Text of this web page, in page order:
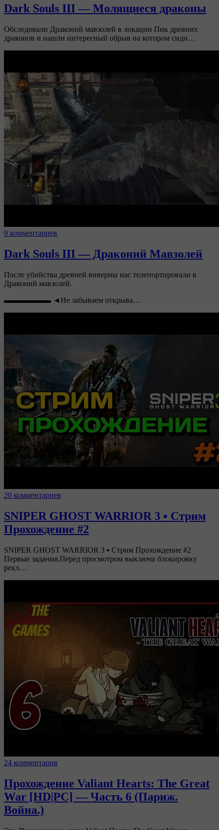
Dark Souls III — Молящиеся драконы
Обследовали Драконий мавзолей в локации Пик древних
драконов и нашли интересный обрыв на котором сиди…
9 комментариев
Dark Souls III — Драконий Мавзолей
После убийства древней виверны нас телепортировали в
Драконий мавзолей.
▬▬▬▬▬▬ ◄Не забываем открыва…
20 комментариев
SNIPER GHOST WARRIOR 3 ▪ Стрим
Прохождение #2
SNIPER GHOST WARRIOR 3 ▪ Стрим Прохождение #2
Первые задания.Перед просмотром выключи блокировку
рекл…
24 комментария
Прохождение Valiant Hearts: The Great
War [HD|PC] — Часть 6 (Париж.
Война.)